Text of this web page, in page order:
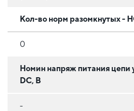
Кол-во норм разомкнутых -
0
Номин напряж питания цепи
DC, В
-